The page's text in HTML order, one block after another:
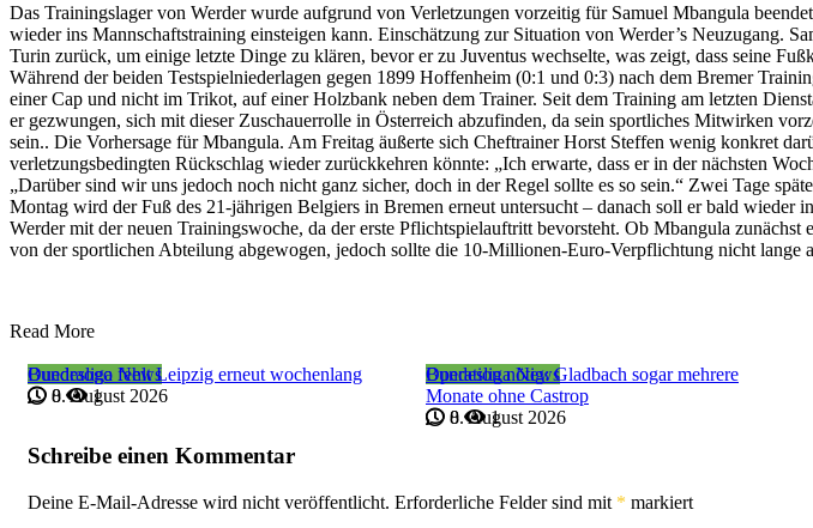
Das Trainingslager von Werder wurde aufgrund von Verletzungen vorzeitig für Samuel Mbangula
wieder ins Mannschaftstraining einsteigen kann. Einschätzung zur Situation von Werder’s Neuzugang.
Turin zurück, um einige letzte Dinge zu klären, bevor er zu Juventus wechselte, was zeigt, dass seine
Während der beiden Testspielniederlagen gegen 1899 Hoffenheim (0:1 und 0:3) nach dem Bremer
einer Cap und nicht im Trikot, auf einer Holzbank neben dem Trainer. Seit dem Training am letzten
er gezwungen, sich mit dieser Zuschauerrolle in Österreich abzufinden, da sein sportliches Mitwirken
sein.. Die Vorhersage für Mbangula. Am Freitag äußerte sich Cheftrainer Horst Steffen wenig konkret
verletzungsbedingten Rückschlag wieder zurückkehren könnte: „Ich erwarte, dass er in der nächsten
„Darüber sind wir uns jedoch noch nicht ganz sicher, doch in der Regel sollte es so sein.“ Zwei Tage
Montag wird der Fuß des 21-jährigen Belgiers in Bremen erneut untersucht – danach soll er bald wieder
Werder mit der neuen Trainingswoche, da der erste Pflichtspielauftritt bevorsteht. Ob Mbangula
von der sportlichen Abteilung abgewogen, jedoch sollte die 10-Millionen-Euro-Verpflichtung nicht lange
Read More
Bundesliga News
Ouedraogo fehlt Leipzig erneut wochenlang
8. August 2026
0 1
Bundesliga News
Operation nötig: Gladbach sogar mehrere
Monate ohne Castrop
8. August 2026
0 1
Schreibe einen Kommentar
Deine E-Mail-Adresse wird nicht veröffentlicht. Erforderliche Felder sind mit * markiert